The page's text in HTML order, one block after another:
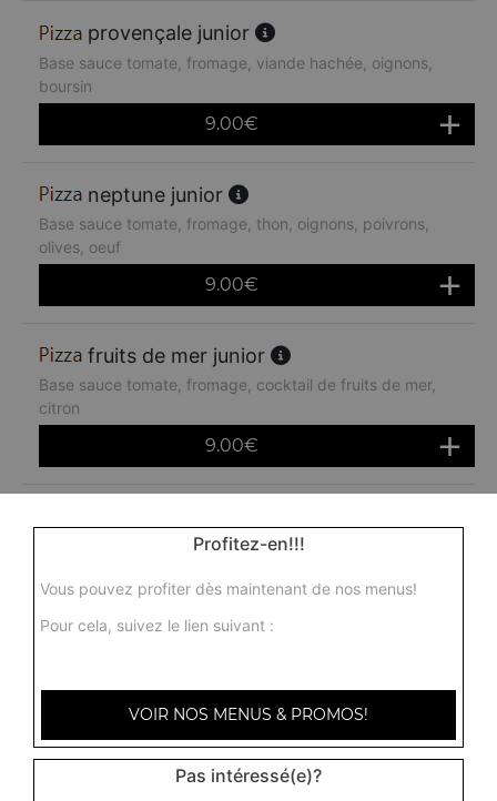
provençale junior
Base sauce tomate, fromage, viande hachée, oignons,
boursin
9.00€
neptune junior
Base sauce tomate, fromage, thon, oignons, poivrons,
olives, oeuf
9.00€
fruits de mer junior
Base sauce tomate, fromage, cocktail de fruits de mer,
citron
9.00€
Base sauce tomate, fromage, poulet, pommes de terre,
Base sauce tomate, fromage, jambon, oeuf, oignons
9.00€
Profitez-en!!!
Vous pouvez profiter dès maintenant de nos menus!
Pour cela, suivez le lien suivant :
VOIR NOS MENUS & PROMOS!
Pas intéressé(e)?